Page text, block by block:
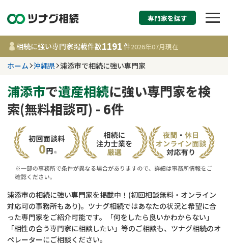
相続税申告・相続手
す
沖縄県
事務所
相談内容で探す
相続登記
遺留分侵害額請求
コラム
相続手続き
専門家を探す
相続に強い専門家掲載件数1191 件2026年07月現在
ホーム 沖縄県 浦添市で相続に強い専門家
浦添市で遺産相続に強い専門家を検
索(無料相談可) - 6件
浦添市の相続に強い専門家を掲載中！(初回相談無料・オンライン
対応可の事務所もあり)。ツナグ相続ではあなたの状況と希望に合
った専門家をご紹介可能です。「何をしたら良いかわからない」
「相性の合う専門家に相談したい」等のご相談も、ツナグ相続のオ
ペレーターにご相談ください。